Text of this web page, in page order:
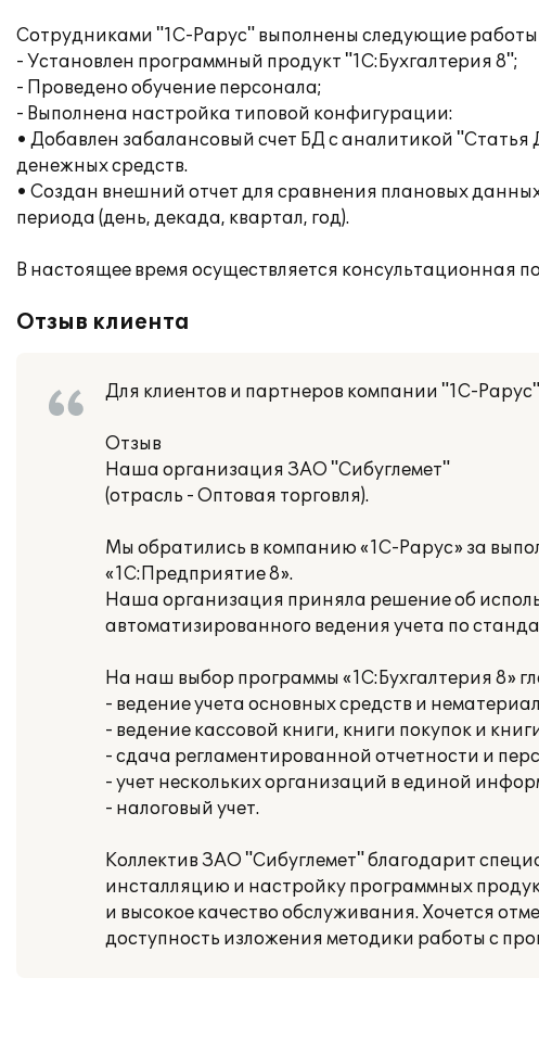
Сотрудниками "1С-Рарус" выполнены следующие
- Установлен программный продукт "1С:Бухгалтерия 8";
- Проведено обучение персонала;
- Выполнена настройка типовой конфигурации:
• Добавлен забалансовый счет БД с аналитикой
денежных средств.
• Создан внешний отчет для сравнения плановых
периода (день, декада, квартал, год).
В настоящее время осуществляется консультационная
Отзыв клиента
Для клиентов и партнеров компании "1С-Рарус"
Отзыв
Наша организация ЗАО "Сибуглемет"
(отрасль - Оптовая торговля).
Мы обратились в компанию «1С-Рарус» за
«1С:Предприятие 8».
Наша организация приняла решение об
автоматизированного ведения учета по
На наш выбор программы «1С:Бухгалтерия 8»
- ведение учета основных средств и
- ведение кассовой книги, книги покупок и
- сдача регламентированной отчетности и
- учет нескольких организаций в единой
- налоговый учет.
Коллектив ЗАО "Сибуглемет" благодарит
инсталляцию и настройку программных
и высокое качество обслуживания. Хочется
доступность изложения методики работы с